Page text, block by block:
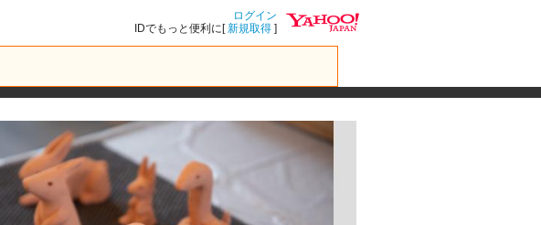
ログイン
IDでもっと便利に[新規取得 ]